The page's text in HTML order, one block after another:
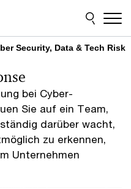
Security, Data & Tech Risk
bei Cyber-
Sie auf ein Team,
darüber wacht,
zu erkennen,
Unternehmen